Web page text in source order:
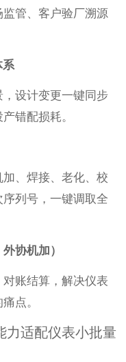
管、客户验厂溯源
系
设计变更一键同步
错配损耗。
、焊接、老化、校
列号，一键调取全
协机加）
账结算，解决仪表
点。
力适配仪表小批量